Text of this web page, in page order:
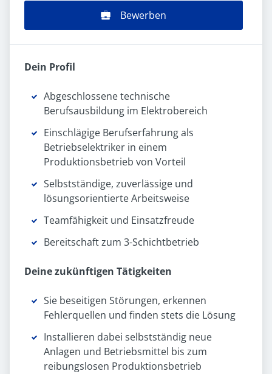
Bewerben
Dein Profil
Abgeschlossene technische
Berufsausbildung im Elektrobereich
Einschlägige Berufserfahrung als
Betriebselektriker in einem
Produktionsbetrieb von Vorteil
Selbstständige, zuverlässige und
lösungsorientierte Arbeitsweise
Teamfähigkeit und Einsatzfreude
Bereitschaft zum 3-Schichtbetrieb
Deine zukünftigen Tätigkeiten
Sie beseitigen Störungen, erkennen
Fehlerquellen und finden stets die Lösung
Installieren dabei selbstständig neue
Anlagen und Betriebsmittel bis zum
reibungslosen Produktionsbetrieb